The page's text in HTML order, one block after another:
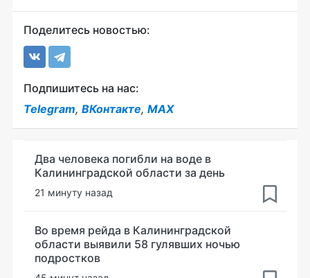
Поделитесь новостью:
Подпишитесь на нас:
Telegram, ВКонтакте, MAX
Два человека погибли на воде в
Калининградской области за день
21 минуту назад
Во время рейда в Калининградской
области выявили 58 гулявших ночью
подростков